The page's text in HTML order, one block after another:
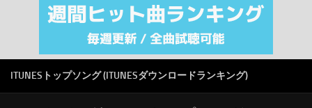
オリジナルiTunes週間トップソング
ITUNESトップソング (ITUNESダウンロードランキング)